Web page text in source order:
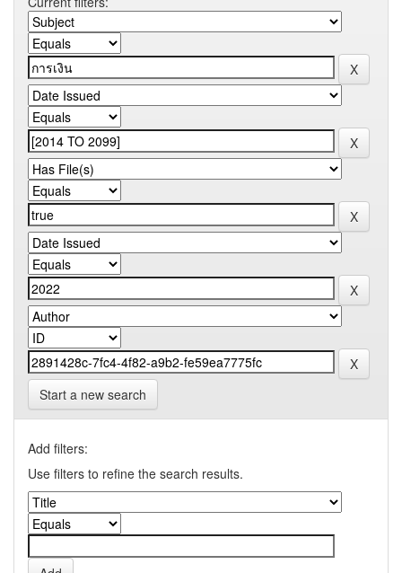
Start a new search
Add filters:
Use filters to refine the search results.